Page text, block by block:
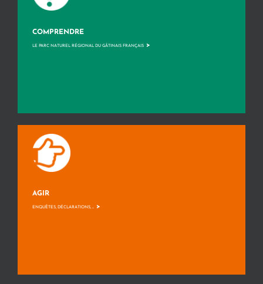
COMPRENDRE
LE PARC NATUREL RÉGIONAL DU GÂTINAIS FRANÇAIS >
AGIR
ENQUÊTES, DÉCLARATIONS, ... >